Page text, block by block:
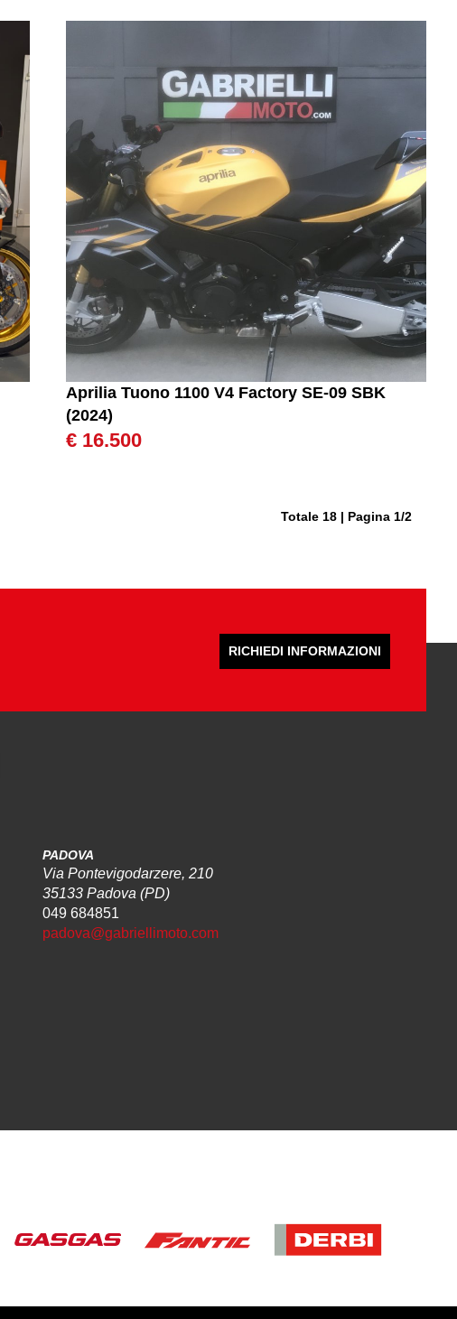
Aprilia Tuono 1100 V4 Factory SE-09 SBK
(2024)
€ 16.500
Totale 18 | Pagina 1/2
RICHIEDI INFORMAZIONI
PADOVA
Via Pontevigodarzere, 210
35133 Padova (PD)
049 684851
padova@gabriellimoto.com